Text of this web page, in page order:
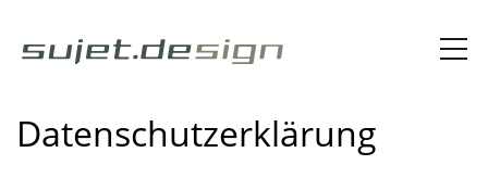
Datenschutzerklärung